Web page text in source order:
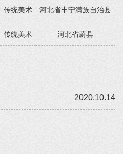
传统美术 河北省丰宁满族自治县
传统美术 河北省蔚县
2020.10.14